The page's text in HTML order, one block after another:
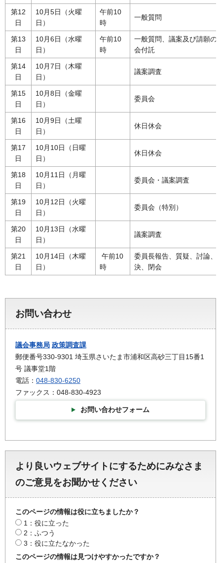
第12
日
10月5日（火曜
日）
午前10
時
一般質問
第13
日
10月6日（水曜
日）
午前10
時
一般質問、議案及び請願の
会付託
第14
日
10月7日（木曜
日）
議案調査
第15
日
10月8日（金曜
日）
委員会
第16
日
10月9日（土曜
日）
休日休会
第17
日
10月10日（日曜
日）
休日休会
第18
日
10月11日（月曜
日）
委員会・議案調査
第19
日
10月12日（火曜
日）
委員会（特別）
第20
日
10月13日（水曜
日）
議案調査
第21
日
10月14日（木曜
日）
午前10
時
委員長報告、質疑、討論、
決、閉会
お問い合わせ
議会事務局 政策調査課
郵便番号330-9301 埼玉県さいたま市浦和区高砂三丁目15番1
号 議事堂1階
電話： 048-830-6250
ファックス：048-830-4923
お問い合わせフォーム
より良いウェブサイトにするためにみなさま
のご意見をお聞かせください
このページの情報は役に立ちましたか？
1：役に立った
2：ふつう
3：役に立たなかった
このページの情報は見つけやすかったですか？